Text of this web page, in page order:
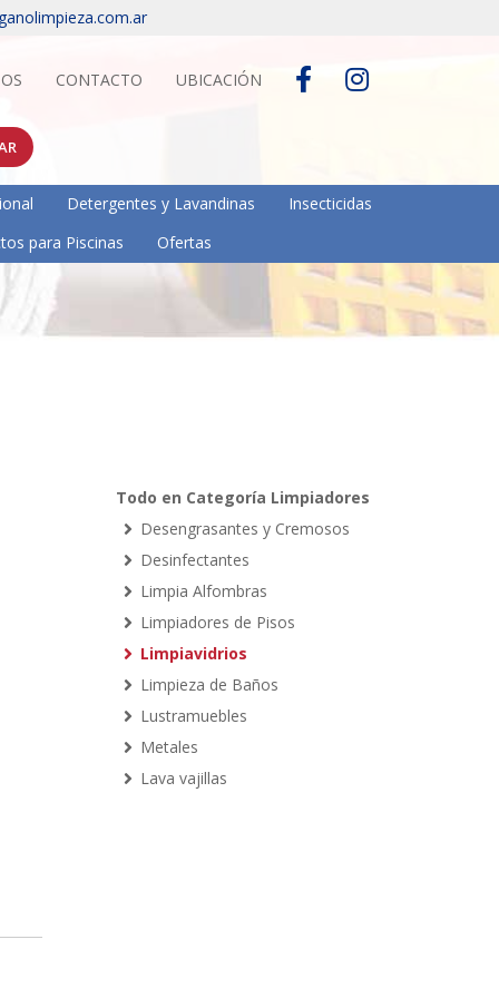
CONTACTO UBICACIÓN
Detergentes y Lavandinas
Insecticidas
para Piscinas
Ofertas
Todo en Categoría Limpiadores
Desengrasantes y Cremosos
Desinfectantes
Limpia Alfombras
Limpiadores de Pisos
Limpiavidrios
Limpieza de Baños
Lustramuebles
Metales
Lava vajillas